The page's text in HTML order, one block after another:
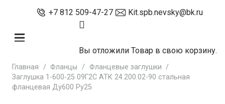
+7 812 509-47-27 Kit.spb.nevsky@bk.ru
Вы отложилиТовар в свою корзину.
Главная / Фланцы / Фланцевые заглушки /
Заглушка 1-600-25 09Г2С АТК 24.200.02-90 стальная
фланцевая Ду600 Ру25